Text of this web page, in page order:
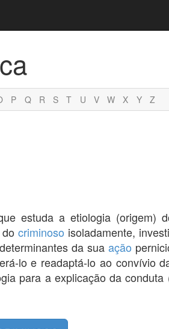
P Q R S T U V W X Y Z
estuda a etiologia (origem)
docriminoso isoladamente,
da sua ação
lo e readaptá-lo ao convívio
para a explicação da conduta